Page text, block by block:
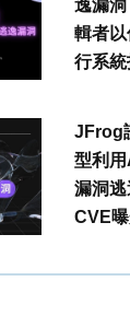
逸漏
輯者
行系
JFrog
型利
漏洞
CVE